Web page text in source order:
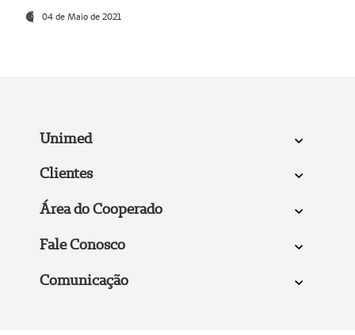
04 de Maio de 2021
Unimed
Clientes
Área do Cooperado
Fale Conosco
Comunicação